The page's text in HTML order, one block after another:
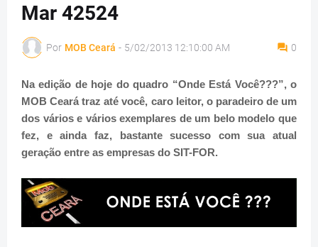
Mar 42524
Por MOB Ceará - 5/02/2013 12:10:00 AM 0
Na edição de hoje do quadro “Onde Está Você???”, o
MOB Ceará traz até você, caro leitor, o paradeiro de um
dos vários e vários exemplares de um belo modelo que
fez, e ainda faz, bastante sucesso com sua atual
geração entre as empresas do SIT-FOR.